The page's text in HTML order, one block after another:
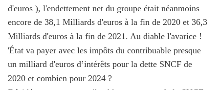
d'euros ), l'endettement net du groupe était néanmoins
encore de 38,1 Milliards d'euros à la fin de 2020 et 36,3
Milliards d'euros à la fin de 2021. Au diable l'avarice !
'État va payer avec les impôts du contribuable presque
un milliard d'euros d’intérêts pour la dette SNCF de
2020 et combien pour 2024 ?